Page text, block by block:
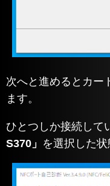
次へと進めるとカー
ます。
ひとつしか接続して
S370」 を選択した